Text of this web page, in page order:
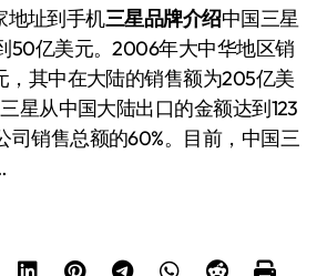
地址到手机三星品牌介绍中国三星
50亿美元。2006年大中华地区销
其中在大陆的销售额为205亿美
星从中国大陆出口的金额达到123
司销售总额的60%。目前，中国三